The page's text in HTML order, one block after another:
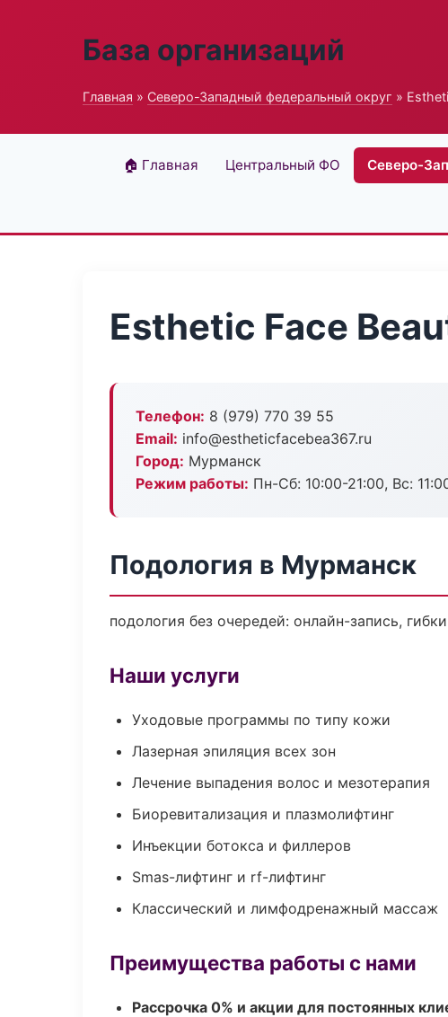
База организаций
Главная » Северо-Западный федеральный округ »
🏠 Главная Центральный ФО Северо-
Esthetic Face
Телефон: 8 (979) 770 39 55
Email: info@estheticfacebea367.ru
Город: Мурманск
Режим работы: Пн-Сб: 10:00-21:00, Вс:
Подология в Мурманск
подология без очередей: онлайн-запись,
Наши услуги
Уходовые программы по типу кожи
Лазерная эпиляция всех зон
Лечение выпадения волос и мезотерапия
Биоревитализация и плазмолифтинг
Инъекции ботокса и филлеров
Smas-лифтинг и rf-лифтинг
Классический и лимфодренажный массаж
Преимущества работы с нами
Рассрочка 0% и акции для постоянных